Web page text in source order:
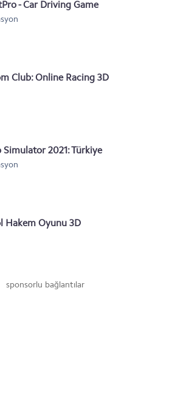
- Car Driving Game
Club: Online Racing 3D
Simulator 2021: Türkiye
Hakem Oyunu 3D
sponsorlu bağlantılar